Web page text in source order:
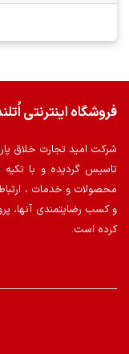
فروشگاه اینترنتی
شرکت امید تجارت خلاق
تاسیس گردیده و با تکیه
محصولات و خدمات ،
و کسب رضایتمندی آنها،
کرده است.